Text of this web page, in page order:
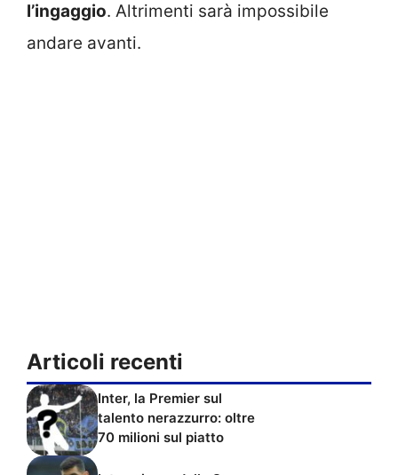
l’ingaggio. Altrimenti sarà impossibile
andare avanti.
Articoli recenti
Inter, la Premier sul
talento nerazzurro: oltre
70 milioni sul piatto